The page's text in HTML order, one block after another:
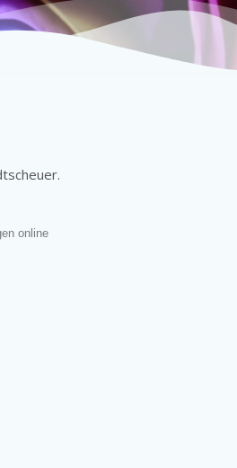
online